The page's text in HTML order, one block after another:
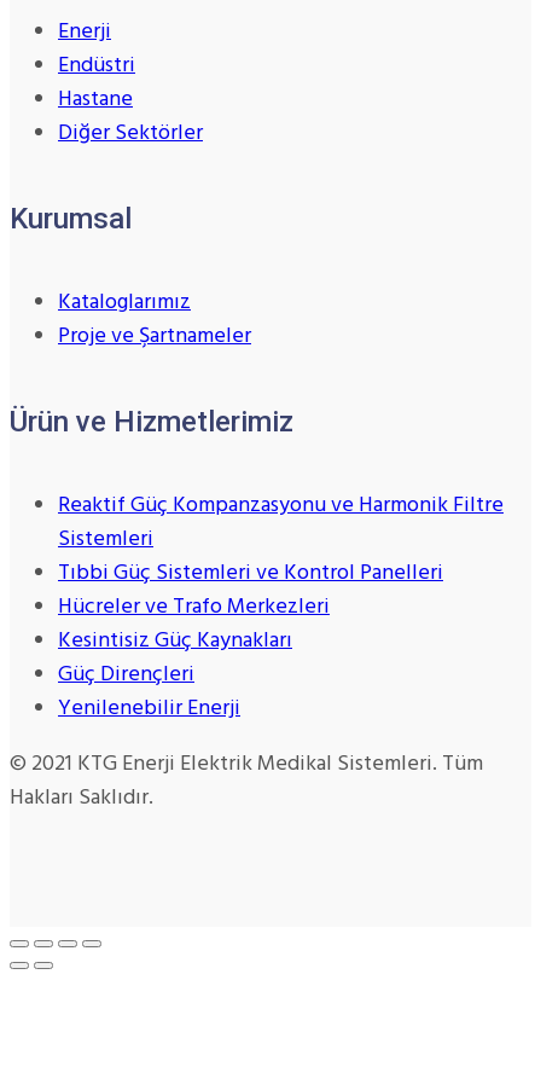
Enerji
Endüstri
Hastane
Diğer Sektörler
Kurumsal
Kataloglarımız
Proje ve Şartnameler
Ürün ve Hizmetlerimiz
Reaktif Güç Kompanzasyonu ve Harmonik Filtre
Sistemleri
Tıbbi Güç Sistemleri ve Kontrol Panelleri
Hücreler ve Trafo Merkezleri
Kesintisiz Güç Kaynakları
Güç Dirençleri
Yenilenebilir Enerji
© 2021 KTG Enerji Elektrik Medikal Sistemleri. Tüm
Hakları Saklıdır.